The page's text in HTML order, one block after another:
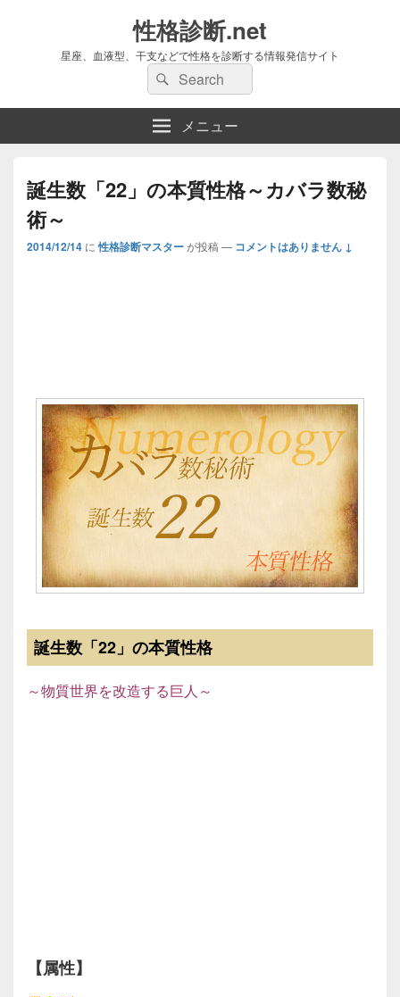
性格診断.net
星座、血液型、干支などで性格を診断する情報発信サイト
検
索:
検
索
メニュー
誕生数「22」の本質性格～カバラ数秘
術～
2014/12/14 に 性格診断マスターが投稿 — コメントはありません ↓
誕生数「22」の本質性格
～物質世界を改造する巨人～
【属性】